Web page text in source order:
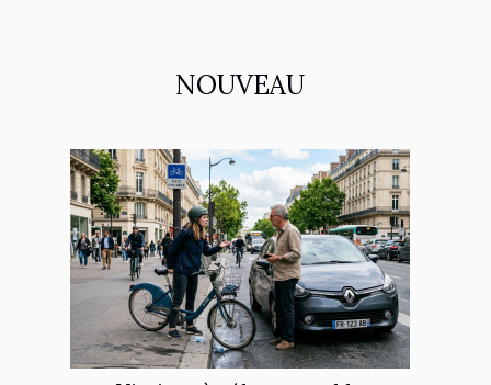
NOUVEAU